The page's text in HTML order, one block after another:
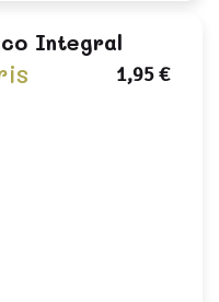
Integral
1,95 €